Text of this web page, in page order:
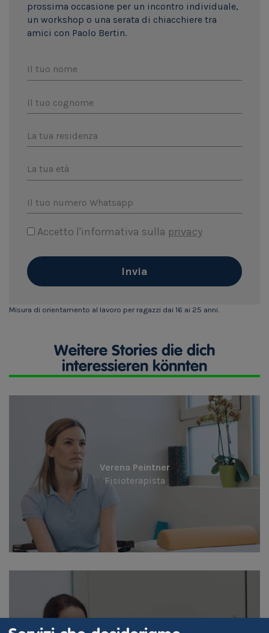
prossima occasione per un incontro individuale,
un workshop o una serata di chiacchiere tra
amici con Paolo Bertin.
Il tuo nome
Il tuo cognome
La tua residenza
La tua età
Il tuo numero Whatsapp
Accetto l'informativa sulla privacy
Invia
Misura di orientamento al lavoro per ragazzi dai 16 ai 25 anni.
Weitere Stories die dich
interessieren könnten
Verena Peintner
Fisioterapista